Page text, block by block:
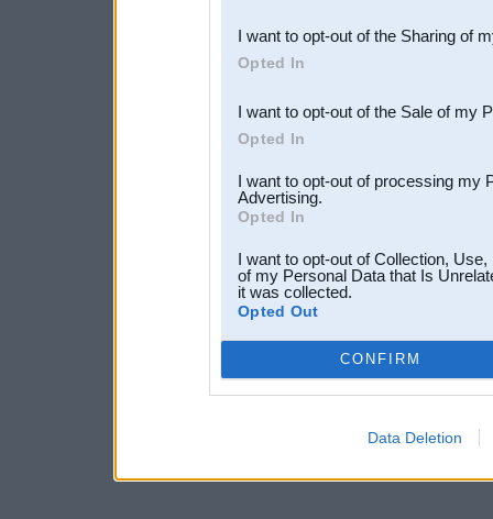
Downstream Participants
third parties.
I want to opt-out of the Sharing of
Opted In
I want to opt-out of the Sale of my
Opted In
I want to opt-out of processing my
Advertising.
Opted In
I want to opt-out of Collection,
of my Personal Data that Is
it was collected.
Opted Out
CONFIRM
Data Deletion